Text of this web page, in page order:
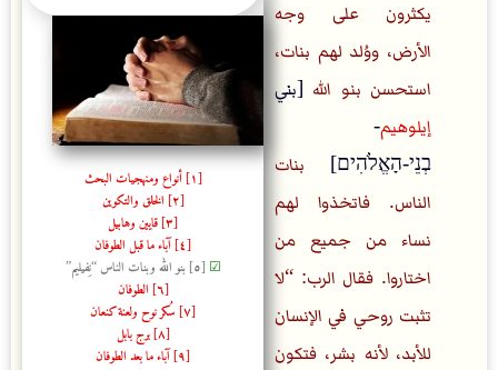
[١] أنواع ومنهجيات البحث
[٢] الخلق والتكوين
[٣] قايين وهابيل
[٤] آباء ما قبل الطوفان
☑ [٥] بنو الله وبنات الناس “نِفيليم”
[٦] الطوفان
[٧] سُكر نوح ولعنة كنعان
[٨] برج بابل
[٩] آباء ما بعد الطوفان
يكثرون على وجه
الأرض، ووُلد لهم بنات،
استحسن بنو الله [بني
إيلوهيم-
בְנֵי-הָאֱלֹהִים] بنات
الناس. فاتخذوا لهم
نساء من جميع من
اختاروا. فقال الرب: “لا
تثبت روحي في الإنسان
للأبد، لأنه بشر، فتكون